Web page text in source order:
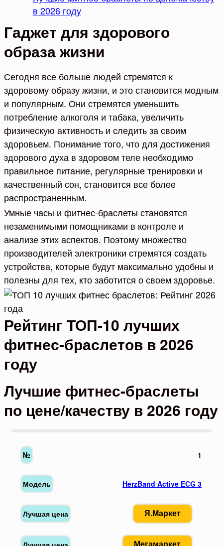
в 2026 году
Гаджет для здорового
образа жизни
Сегодня все больше людей стремятся к
здоровому образу жизни, и это становится модным
и популярным. Они стремятся уменьшить
потребление алкоголя и табака, увеличить
физическую активность и следить за своим
здоровьем. Понимание того, что для достижения
здорового духа в здоровом теле необходимо
правильное питание, регулярные тренировки и
качественный сон, становится все более
распространенным.
Умные часы и фитнес-браслеты становятся
незаменимыми помощниками в контроле и
анализе этих аспектов. Поэтому множество
производителей электроники стремятся создать
устройства, которые будут максимально удобны и
полезны для тех, кто заботится о своем здоровье.
Рейтинг ТОП-10 лучших
фитнес-браслетов в 2026
году
Лучшие фитнес-браслеты
по цене/качеству в 2026 году
1
HerzBand Active ECG 3
Я.Маркет
Мегамаркет